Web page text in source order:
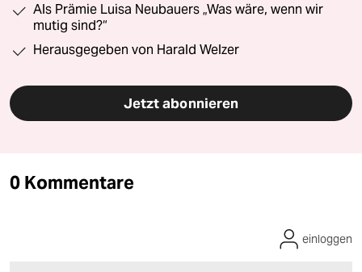
Als Prämie Luisa Neubauers „Was wäre, wenn wir
mutig sind?“
Herausgegeben von Harald Welzer
Jetzt abonnieren
0 Kommentare
einloggen